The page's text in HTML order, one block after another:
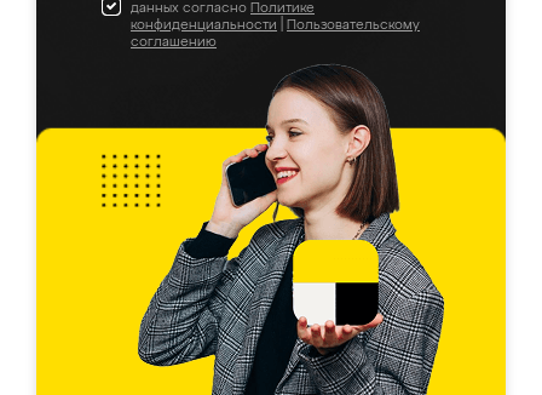
данных согласно Политике
конфиденциальности
Пользовательскому
соглашению